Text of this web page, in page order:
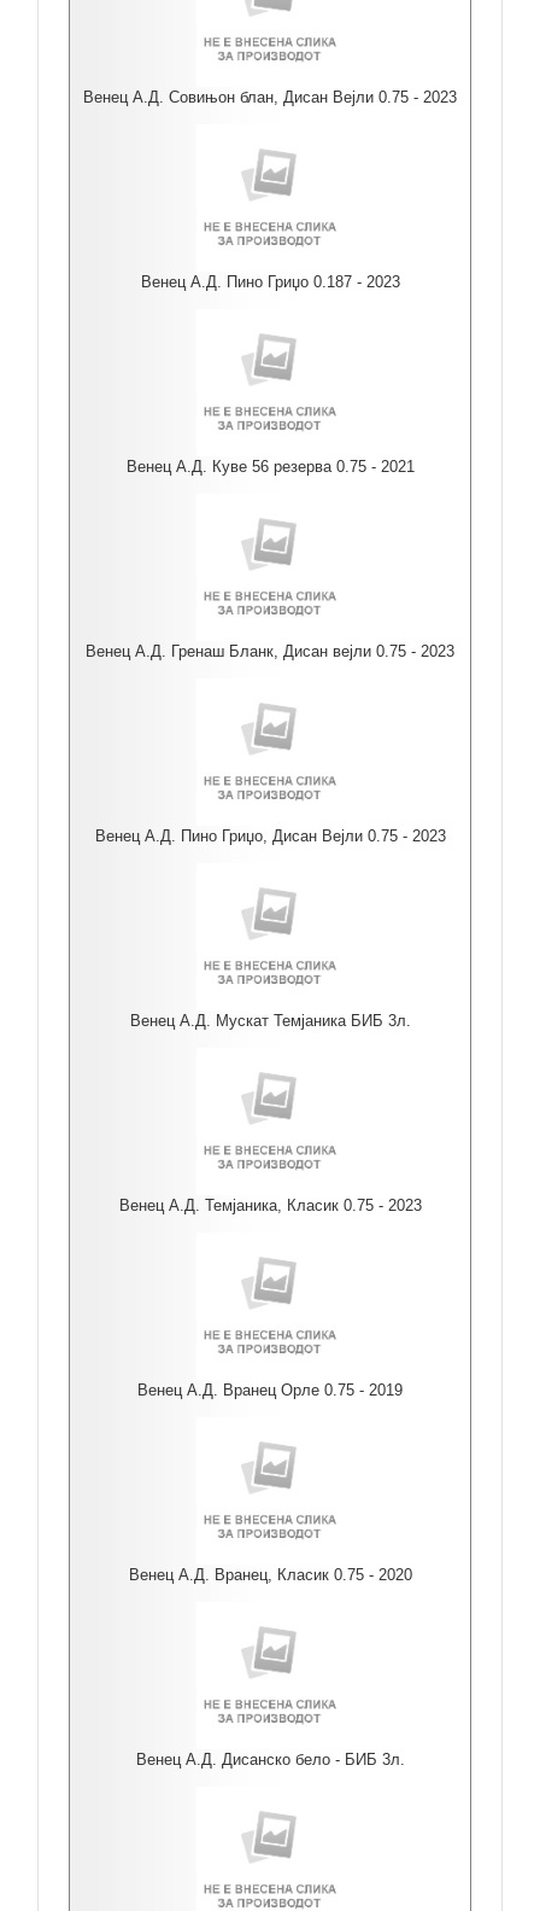
Венец А.Д. Совињон блан, Дисан Вејли 0.75 - 2023
Венец А.Д. Пино Гриџо 0.187 - 2023
Венец А.Д. Куве 56 резерва 0.75 - 2021
Венец А.Д. Гренаш Бланк, Дисан вејли 0.75 - 2023
Венец А.Д. Пино Гриџо, Дисан Вејли 0.75 - 2023
Венец А.Д. Мускат Темјаника БИБ 3л.
Венец А.Д. Темјаника, Класик 0.75 - 2023
Венец А.Д. Вранец Орле 0.75 - 2019
Венец А.Д. Вранец, Класик 0.75 - 2020
Венец А.Д. Дисанско бело - БИБ 3л.